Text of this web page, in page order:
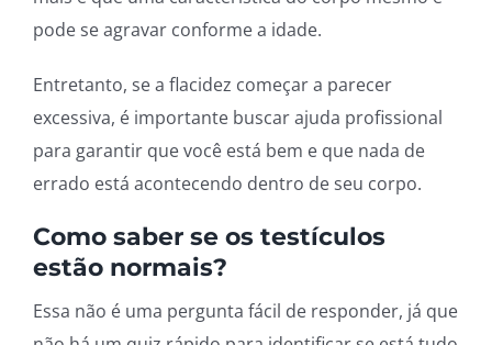
pode se agravar conforme a idade.
Entretanto, se a flacidez começar a parecer
excessiva, é importante buscar ajuda profissional
para garantir que você está bem e que nada de
errado está acontecendo dentro de seu corpo.
Como saber se os testículos
estão normais?
Essa não é uma pergunta fácil de responder, já que